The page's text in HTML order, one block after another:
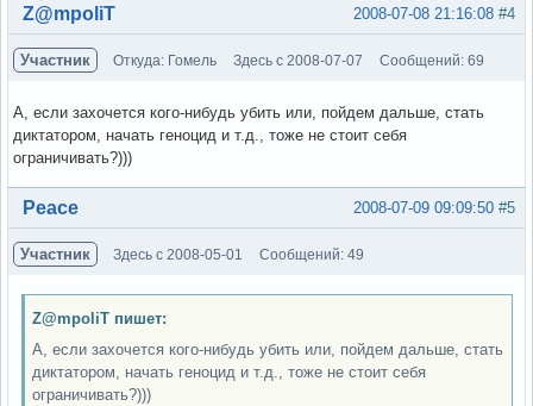
Вне форума #4
2008-07-08 21:16:08
Z@mpoliT
Участник Откуда: Гомель Здесь с 2008-07-07 Сообщений: 69
А, если захочется кого-нибудь убить или, пойдем дальше, стать
диктатором, начать геноцид и т.д., тоже не стоит себя
ограничивать?)))
Вне форума #5
2008-07-09 09:09:50
Peace
Участник Здесь с 2008-05-01 Сообщений: 49
Z@mpoliT пишет:
А, если захочется кого-нибудь убить или, пойдем дальше, стать
диктатором, начать геноцид и т.д., тоже не стоит себя
ограничивать?)))